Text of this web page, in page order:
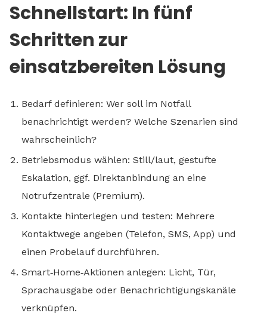
Schnellstart: In fünf
Schritten zur
einsatzbereiten Lösung
Bedarf definieren: Wer soll im Notfall
benachrichtigt werden? Welche Szenarien sind
wahrscheinlich?
Betriebsmodus wählen: Still/laut, gestufte
Eskalation, ggf. Direktanbindung an eine
Notrufzentrale (Premium).
Kontakte hinterlegen und testen: Mehrere
Kontaktwege angeben (Telefon, SMS, App) und
einen Probelauf durchführen.
Smart‑Home‑Aktionen anlegen: Licht, Tür,
Sprachausgabe oder Benachrichtigungskanäle
verknüpfen.